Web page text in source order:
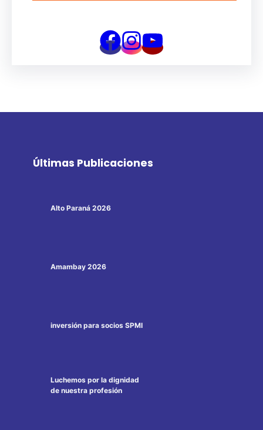
Últimas Publicaciones
Alto Paraná 2026
Amambay 2026
inversión para socios SPMI
Luchemos por la dignidad
de nuestra profesión